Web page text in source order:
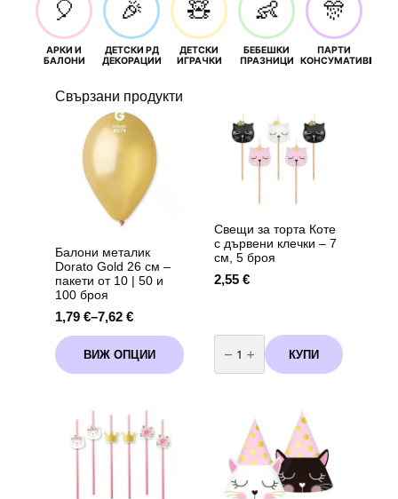
🎈
АРКИ И
БАЛОНИ
🎉
ДЕТСКИ РД
ДЕКОРАЦИИ
🧸
ДЕТСКИ
ИГРАЧКИ
👶
БЕБЕШКИ
ПРАЗНИЦИ
🎊
ПАРТИ
КОНСУМАТИВИ
Свързани продукти
Балони металик
Dorato Gold 26 см –
пакети от 10 | 50 и
100 броя
1,79 €–7,62 €
Price
range:
1,79 €
through
ВИЖ ОПЦИИ
This
product
has
variants.
options
may
Свещи за торта Коте
с дървени клечки – 7
см, 5 броя
2,55 €
количество
за
Свещи
за
дървени
клечки
см,
броя
КУПИ